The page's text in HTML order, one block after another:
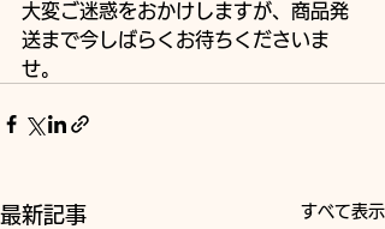
大変ご迷惑をおかけしますが、商品発
送まで今しばらくお待ちくださいま
せ。
最新記事 すべて表示